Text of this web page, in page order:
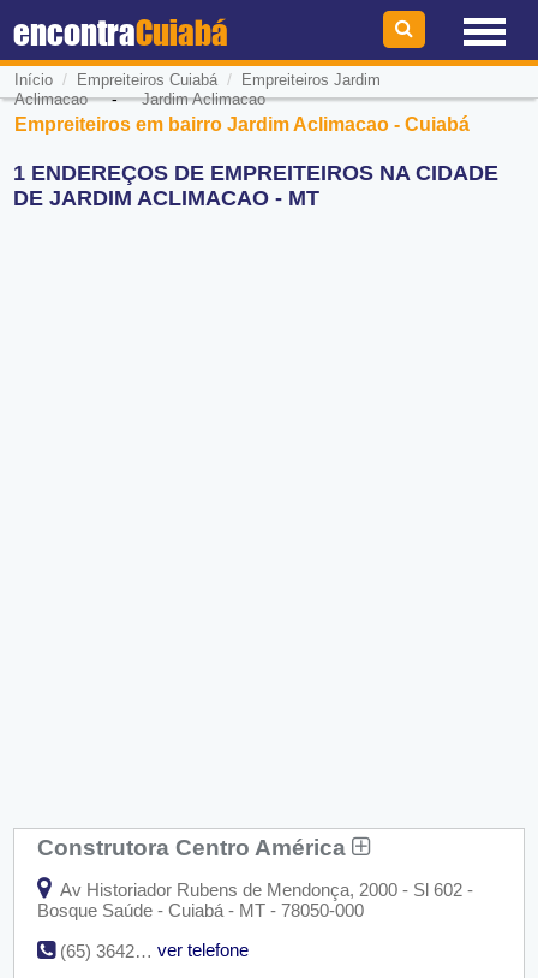
encontraCuiabá
Início / Empreiteiros Cuiabá/
Empreiteiros Jardim
Aclimacao-Jardim Aclimacao
Empreiteiros em bairro Jardim Aclimacao - Cuiabá
1 ENDEREÇOS DE EMPREITEIROS NA CIDADE
DE JARDIM ACLIMACAO - MT
Construtora Centro América
Av Historiador Rubens de Mendonça, 2000 - Sl 602 -
Bosque Saúde - Cuiabá - MT - 78050-000
(65) 3642-3945
ver telefone